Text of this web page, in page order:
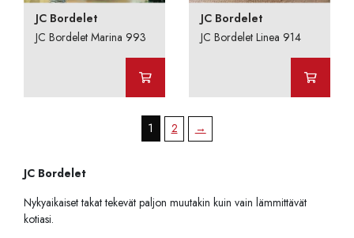
JC Bordelet
JC Bordelet Marina 993
JC Bordelet
JC Bordelet Linea 914
1 2 →
JC Bordelet
Nykyaikaiset takat tekevät paljon muutakin kuin vain lämmittävät
kotiasi.